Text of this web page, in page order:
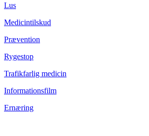
Lus
Medicintilskud
Prævention
Rygestop
Trafikfarlig medicin
Informationsfilm
Ernæring